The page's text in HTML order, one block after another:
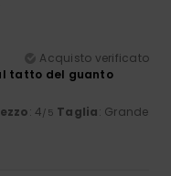
Acquisto verificato
tatto del guanto
: 4/5 Taglia: Grande